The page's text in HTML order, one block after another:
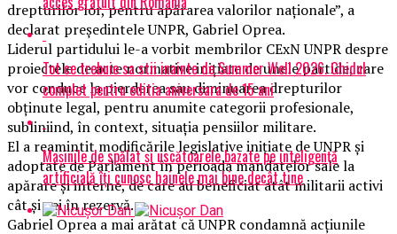
drepturilor lor, pentru apărarea valorilor naționale”, a
declarat președintele UNPR, Gabriel Oprea.
Liderul partidului le-a vorbit membrilor CExN UNPR despre
proiectele de acte normative inițiate de unele partide, care
vor conduce la pierderea sau diminuarea drepturilor
obținute legal, pentru anumite categorii profesionale,
subliniind, în context, situația pensiilor militare.
El a reamintit modificările legislative inițiate de UNPR și
adoptate de Parlament în perioada mandatelor sale la
apărare și interne, de care au beneficiat atât militarii activi
cât și cei în rezervă.
Gabriel Oprea a mai arătat că UNPR condamnă acțiunile
Tot ce trebuie sa stii inainte de Summer Well 2026. Ghidul
complet pentru editia aniversara de 15 ani
Mașinile de spălat și uscătoarele bazate pe inteligență
artificială îți cunosc hainele mai bine decât tine